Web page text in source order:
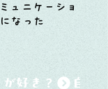
ュニケーショ
なった
好き？